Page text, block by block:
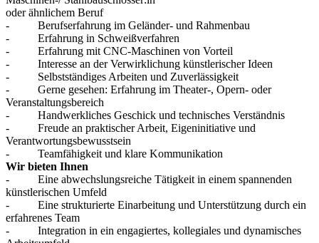
oder ähnlichem Beruf
- Berufserfahrung im Geländer- und Rahmenbau
- Erfahrung in Schweißverfahren
- Erfahrung mit CNC-Maschinen von Vorteil
- Interesse an der Verwirklichung künstlerischer Ideen
- Selbstständiges Arbeiten und Zuverlässigkeit
- Gerne gesehen: Erfahrung im Theater-, Opern- oder
Veranstaltungsbereich
- Handwerkliches Geschick und technisches Verständnis
- Freude an praktischer Arbeit, Eigeninitiative und
Verantwortungsbewusstsein
- Teamfähigkeit und klare Kommunikation
Wir bieten Ihnen
- Eine abwechslungsreiche Tätigkeit in einem spannenden
künstlerischen Umfeld
- Eine strukturierte Einarbeitung und Unterstützung durch ein
erfahrenes Team
- Integration in ein engagiertes, kollegiales und dynamisches